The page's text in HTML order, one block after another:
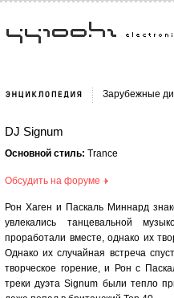
Зарубежные
DJ Signum
Основной стиль: Trance
Обсудить на форуме
Рон Хаген и Паскаль Миннард
увлекались танцевальной
проработали вместе, однако их
Однако их случайная встреча
творческое горение, и Рон с
треки дуэта Signum были тепло